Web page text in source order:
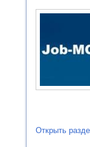
Открыть